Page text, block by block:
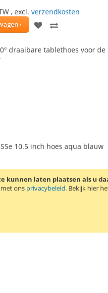
kunnen laten plaatsen als u
ons privacybeleid. Bekijk hier
, excl. verzendkosten
VOEG
draaibare tablethoes voor
10.5 inch hoes aqua blauw
verzendkosten
VOEGTOEVOEGEN